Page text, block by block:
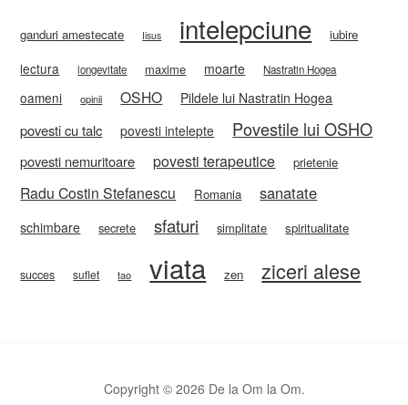
ganduri amestecate Iisus intelepciune iubire
lectura longevitate maxime moarte Nastratin Hogea
oameni opinii OSHO Pildele lui Nastratin Hogea
povesti cu talc povesti intelepte Povestile lui OSHO
povesti nemuritoare povesti terapeutice prietenie
Radu Costin Stefanescu Romania sanatate
schimbare secrete sfaturi simplitate spiritualitate
succes suflet tao viata zen ziceri alese
Copyright © 2026 De la Om la Om.